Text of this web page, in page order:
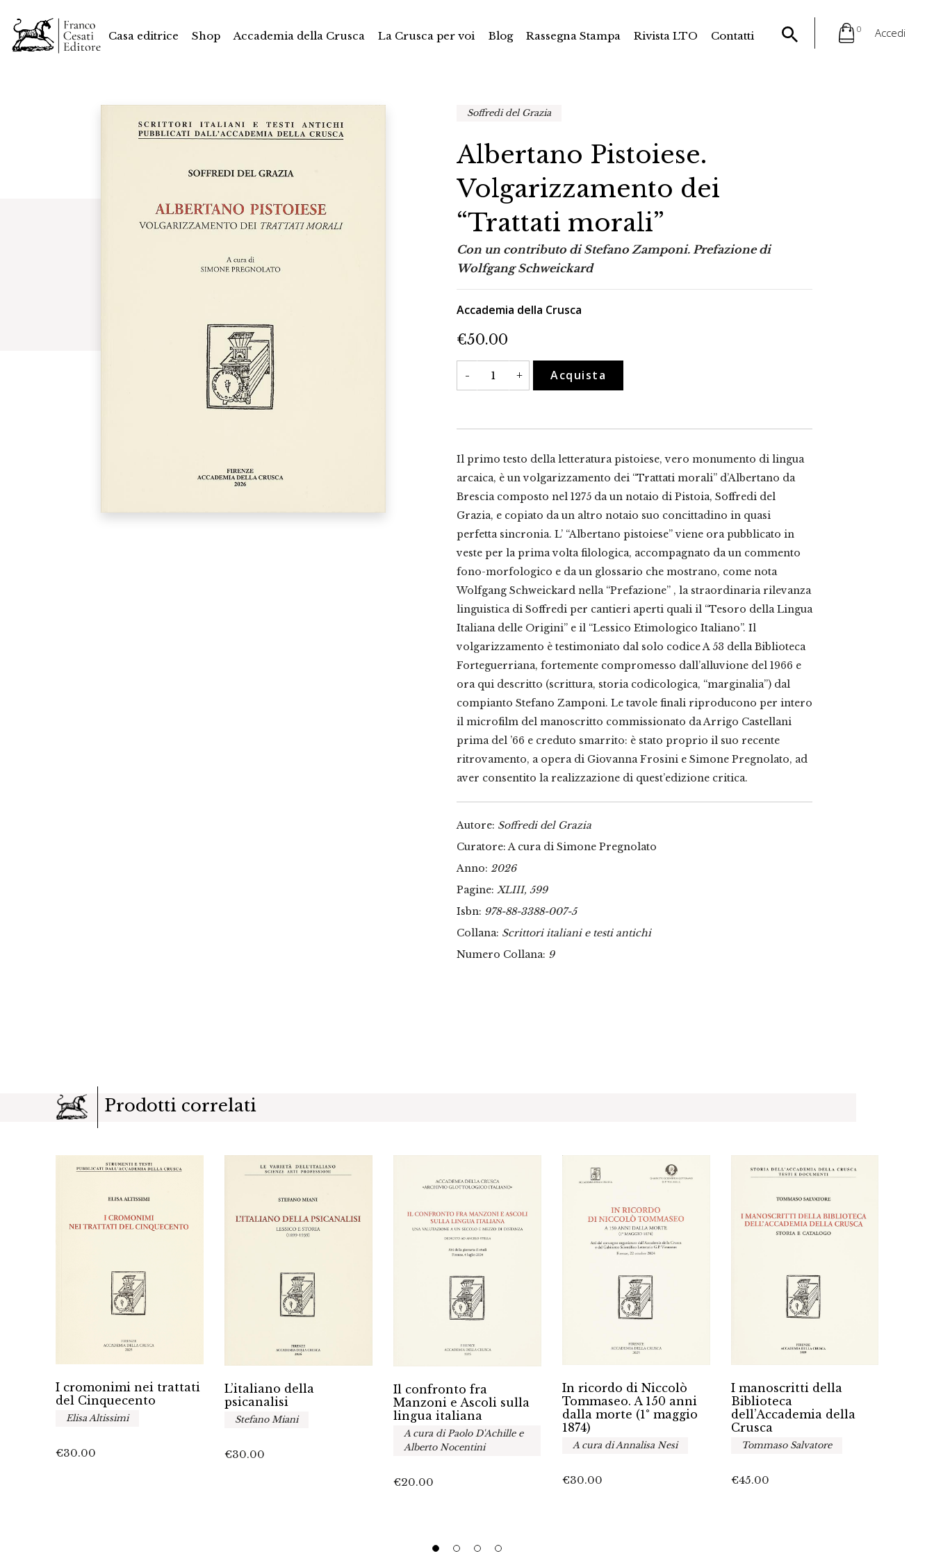
Casa editrice Shop Accademia della Crusca La Crusca per voi Blog Rassegna Stampa Rivista LTO Contatti
0 Accedi
Soffredi del Grazia
Albertano Pistoiese.
Volgarizzamento dei
“Trattati morali”
Con un contributo di Stefano Zamponi. Prefazione di
Wolfgang Schweickard
Accademia della Crusca
€50.00
-
Albertano
Pistoiese.
Volgarizzamento
quantità
+ Acquista
Il primo testo della letteratura pistoiese, vero monumento di lingua
arcaica, è un volgarizzamento dei “Trattati morali” d’Albertano da
Brescia composto nel 1275 da un notaio di Pistoia, Soffredi del
Grazia, e copiato da un altro notaio suo concittadino in quasi
perfetta sincronia. L’ “Albertano pistoiese” viene ora pubblicato in
veste per la prima volta filologica, accompagnato da un commento
fono-morfologico e da un glossario che mostrano, come nota
Wolfgang Schweickard nella “Prefazione” , la straordinaria rilevanza
linguistica di Soffredi per cantieri aperti quali il “Tesoro della Lingua
Italiana delle Origini” e il “Lessico Etimologico Italiano”. Il
volgarizzamento è testimoniato dal solo codice A 53 della Biblioteca
Forteguerriana, fortemente compromesso dall’alluvione del 1966 e
ora qui descritto (scrittura, storia codicologica, “marginalia”) dal
compianto Stefano Zamponi. Le tavole finali riproducono per intero
il microfilm del manoscritto commissionato da Arrigo Castellani
prima del ’66 e creduto smarrito: è stato proprio il suo recente
ritrovamento, a opera di Giovanna Frosini e Simone Pregnolato, ad
aver consentito la realizzazione di quest’edizione critica.
Autore: Soffredi del Grazia
Curatore: A cura di Simone Pregnolato
Anno: 2026
Pagine: XLIII, 599
Isbn: 978-88-3388-007-5
Collana: Scrittori italiani e testi antichi
Numero Collana: 9
Prodotti correlati
I cromonimi nei trattati
del Cinquecento
Elisa Altissimi
€30.00
L’italiano della
psicanalisi
Stefano Miani
€30.00
Il confronto fra
Manzoni e Ascoli sulla
lingua italiana
A cura di Paolo D'Achille e
Alberto Nocentini
€20.00
In ricordo di Niccolò
Tommaseo. A 150 anni
dalla morte (1° maggio
1874)
A cura di Annalisa Nesi
€30.00
I manoscritti della
Biblioteca
dell’Accademia della
Crusca
Tommaso Salvatore
€45.00